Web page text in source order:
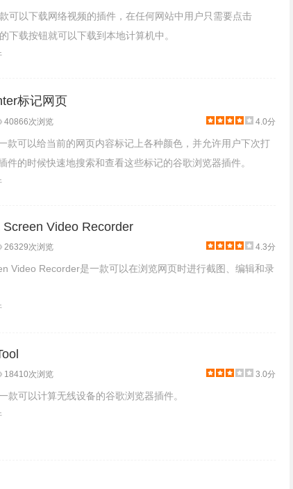
可以下载网络视频的插件，在任何网站中用户只需要点击
下载按钮就可以下载到本地计算机中。
标记网页
40866次浏览 4.0分
款可以给当前的网页内容标记上各种颜色，并允许用户下次打
件的时候快速地搜索和查看这些标记的谷歌浏览器插件。
Video Recorder
26329次浏览 4.3分
Video Recorder是一款可以在浏览网页时进行截图、编辑和录
18410次浏览 3.0分
款可以计算无线设备的谷歌浏览器插件。